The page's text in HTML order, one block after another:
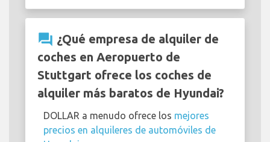
question_answer ¿Qué empresa de alquiler de
coches en Aeropuerto de
Stuttgart ofrece los coches de
alquiler más baratos de Hyundai?
DOLLAR a menudo ofrece los mejores
precios en alquileres de automóviles de